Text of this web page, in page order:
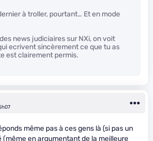
à troller, pourtant… Et en mode
news judiciaires sur NXi, on voit
ecrivent sincèrement ce que tu as
est clairement permis.
même pas à ces gens là (si pas un
(même en argumentant de la meilleure